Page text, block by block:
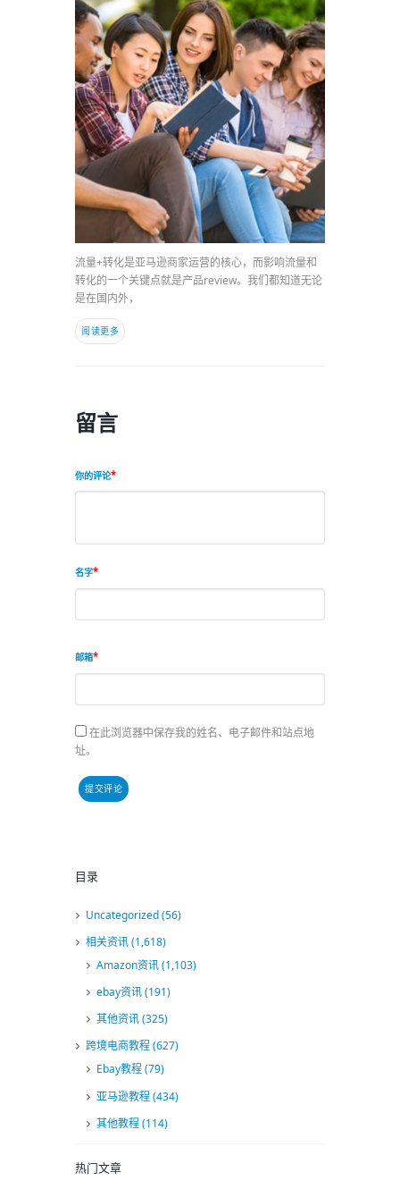
流量+转化是亚马逊商家运营的核心，而影响流量和
转化的一个关键点就是产品review。我们都知道无论
是在国内外，
阅读更多
留言
你的评论
名字
邮箱
在此浏览器中保存我的姓名、电子邮件和站点地
址。
目录
Uncategorized(56)
相关资讯(1,618)
Amazon资讯(1,103)
ebay资讯(191)
其他资讯(325)
跨境电商教程(627)
Ebay教程(79)
亚马逊教程(434)
其他教程(114)
热门文章